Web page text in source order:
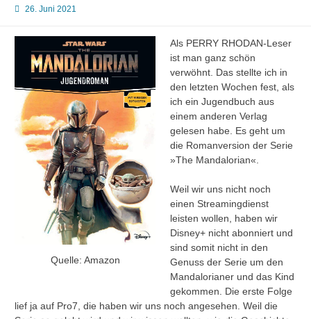
26. Juni 2021
Quelle: Amazon
Als PERRY RHODAN-Leser
ist man ganz schön
verwöhnt. Das stellte ich in
den letzten Wochen fest, als
ich ein Jugendbuch aus
einem anderen Verlag
gelesen habe. Es geht um
die Romanversion der Serie
»The Mandalorian«.
Weil wir uns nicht noch
einen Streamingdienst
leisten wollen, haben wir
Disney+ nicht abonniert und
sind somit nicht in den
Genuss der Serie um den
Mandalorianer und das Kind
gekommen. Die erste Folge
lief ja auf Pro7, die haben wir uns noch angesehen. Weil die